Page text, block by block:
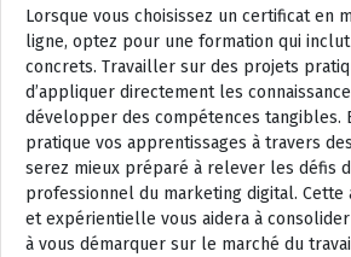
Lorsque vous choisissez un certificat en
ligne, optez pour une formation qui
concrets. Travailler sur des projets
d’appliquer directement les
développer des compétences tangibles.
pratique vos apprentissages à travers
serez mieux préparé à relever les défis
professionnel du marketing digital. Cette
et expérientielle vous aidera à
à vous démarquer sur le marché du